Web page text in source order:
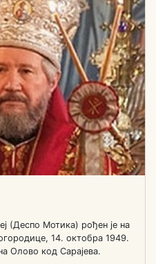
(Деспо Мотика) рођен je на
14. октобра 1949.
Олово код Сарајева.